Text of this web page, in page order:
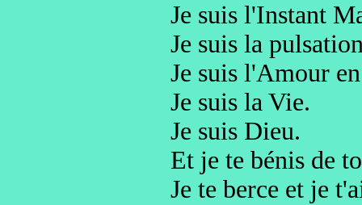
Je suis l'Instant
Je suis la
Je suis l'Amour
Je suis la Vie.
Je suis Dieu.
Et je te bénis de
Je te berce et je